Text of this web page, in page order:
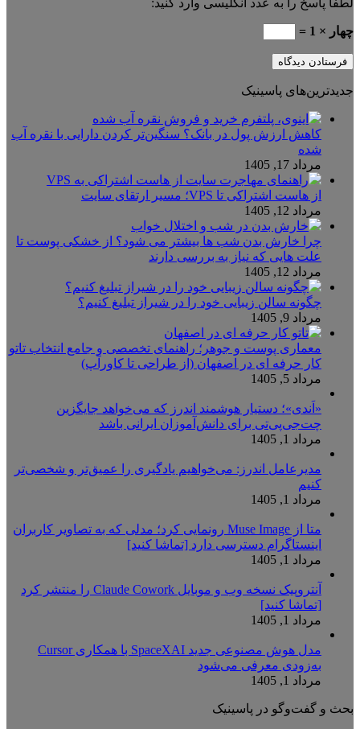
لطفا پاسخ را به عدد انگلیسی وارد کنید:
چهار × 1 =
جدیدترین‌های پاسینیک
کاهش ارزش پول در بانک؟ سنگین‌تر کردن دارایی با نقره آب
شده
مرداد 17, 1405
از هاست اشتراکی تا VPS؛ مسیر ارتقای سایت
مرداد 12, 1405
چرا خارش بدن شب ها بیشتر می شود؟ از خشکی پوست تا
علت هایی که نیاز به بررسی دارند
مرداد 12, 1405
چگونه سالن زیبایی خود را در شیراز تبلیغ کنیم؟
مرداد 9, 1405
معماری پوست و جوهر؛ راهنمای تخصصی و جامع انتخاب تاتو
کار حرفه ای در اصفهان (از طراحی تا کاورآپ)
مرداد 5, 1405
«اَندی»؛ دستیار هوشمند اندرز که می‌خواهد جایگزین
چت‌جی‌پی‌تی برای دانش‌آموزان ایرانی باشد
مرداد 1, 1405
مدیرعامل اندرز: می‌خواهیم یادگیری را عمیق‌تر و شخصی‌تر
کنیم
مرداد 1, 1405
متا از Muse Image رونمایی کرد؛ مدلی که به تصاویر کاربران
اینستاگرام دسترسی دارد [تماشا کنید]
مرداد 1, 1405
آنتروپیک نسخه وب و موبایل Claude Cowork را منتشر کرد
[تماشا کنید]
مرداد 1, 1405
مدل هوش مصنوعی جدید SpaceXAI با همکاری Cursor
به‌زودی معرفی می‌شود
مرداد 1, 1405
بحث و گفت‌وگو در پاسینیک